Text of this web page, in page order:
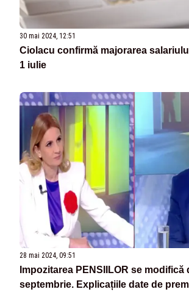
30 mai 2024, 12:51
Ciolacu confirmă majorarea
1 iulie
28 mai 2024, 09:51
Impozitarea PENSIILOR se modifică
septembrie. Explicațiile date de